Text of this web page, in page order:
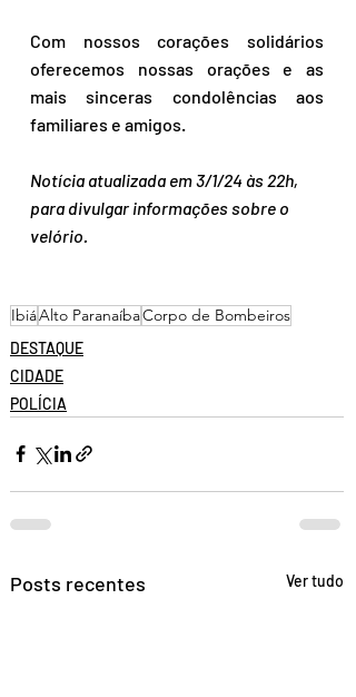
Com nossos corações solidários
oferecemos nossas orações e as
mais sinceras condolências aos
familiares e amigos.
Notícia atualizada em 3/1/24 às 22h,
para divulgar informações sobre o
velório.
IbiáAlto ParanaíbaCorpo de Bombeiros
DESTAQUE
CIDADE
POLÍCIA
Posts recentes Ver tudo